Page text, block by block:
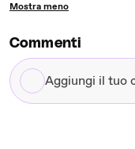
Mostra meno
Commenti
Aggiungi
il